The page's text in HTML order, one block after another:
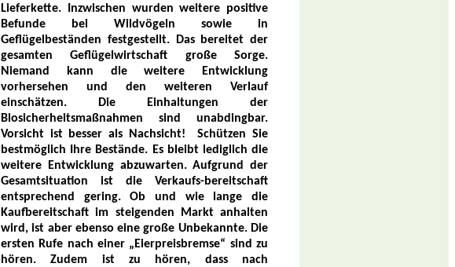
Lieferkette. Inzwischen wurden weitere positive
Befunde bei Wildvögeln sowie in
Geflügelbeständen festgestellt. Das bereitet der
gesamten Geflügelwirtschaft große Sorge.
Niemand kann die weitere Entwicklung
vorhersehen und den weiteren Verlauf
einschätzen. Die Einhaltungen der
Biosicherheitsmaßnahmen sind unabdingbar.
Vorsicht ist besser als Nachsicht! Schützen Sie
bestmöglich Ihre Bestände. Es bleibt lediglich die
weitere Entwicklung abzuwarten. Aufgrund der
Gesamtsituation ist die Verkaufs-bereitschaft
entsprechend gering. Ob und wie lange die
Kaufbereitschaft im steigenden Markt anhalten
wird, ist aber ebenso eine große Unbekannte. Die
ersten Rufe nach einer „Eierpreisbremse“ sind zu
hören. Zudem ist zu hören, dass nach